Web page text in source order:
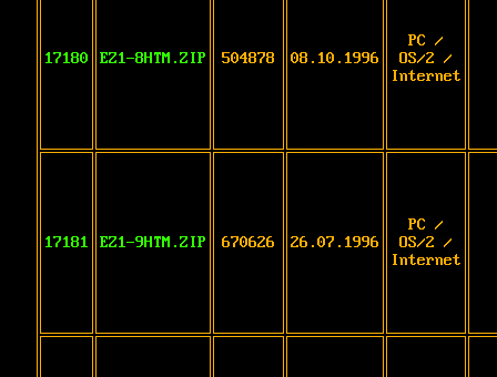
17180 EZ1-8HTM.ZIP 504878 08.10.1996
PC /
OS/2 /
Internet
17181 EZ1-9HTM.ZIP 670626 26.07.1996
PC /
OS/2 /
Internet